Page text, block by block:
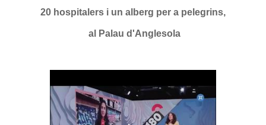
20 hospitalers i un alberg per a pelegrins,
al Palau d'Anglesola